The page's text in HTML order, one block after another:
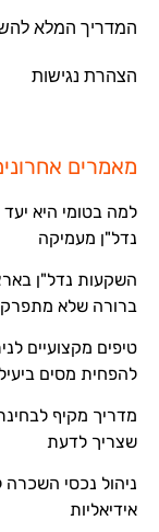
המדריך המלא
הצהרת נגישות
מאמרים
נדל"ן מעמיקה
השקעות נדל"ן
ברורה שלא
טיפים מקצועיים
להפחית מסים
מדריך מקיף
שצריך לדעת
ניהול נכסי השכרה
אידיאליות